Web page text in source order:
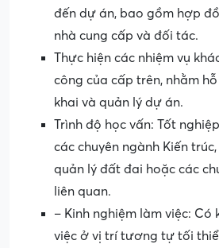
đến dự án, bao gồm hợp
nhà cung cấp và đối tác.
Thực hiện các nhiệm vụ
công của cấp trên, nhằm
khai và quản lý dự án.
Trình độ học vấn: Tốt
các chuyên ngành Kiến
quản lý đất đai hoặc các
liên quan.
– Kinh nghiệm làm việc: Có
việc ở vị trí tương tự tối